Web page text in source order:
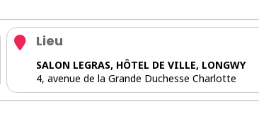
Lieu
SALON LEGRAS, HÔTEL DE VILLE, LONGWY
4, avenue de la Grande Duchesse Charlotte